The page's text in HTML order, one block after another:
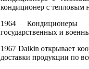
кондиционер с тепловым
1964 Кондиционеры
государственных и
1967 Daikin открывает
доставки продукции по